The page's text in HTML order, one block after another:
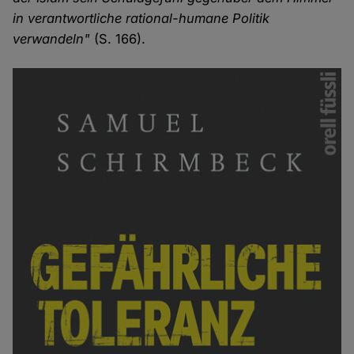
in verantwortliche rational-humane Politik
verwandeln" (S. 166).